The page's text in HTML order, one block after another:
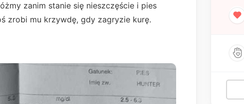
zanim stanie się nieszczęście i pies
zrobi mu krzywdę, gdy zagryzie kurę.